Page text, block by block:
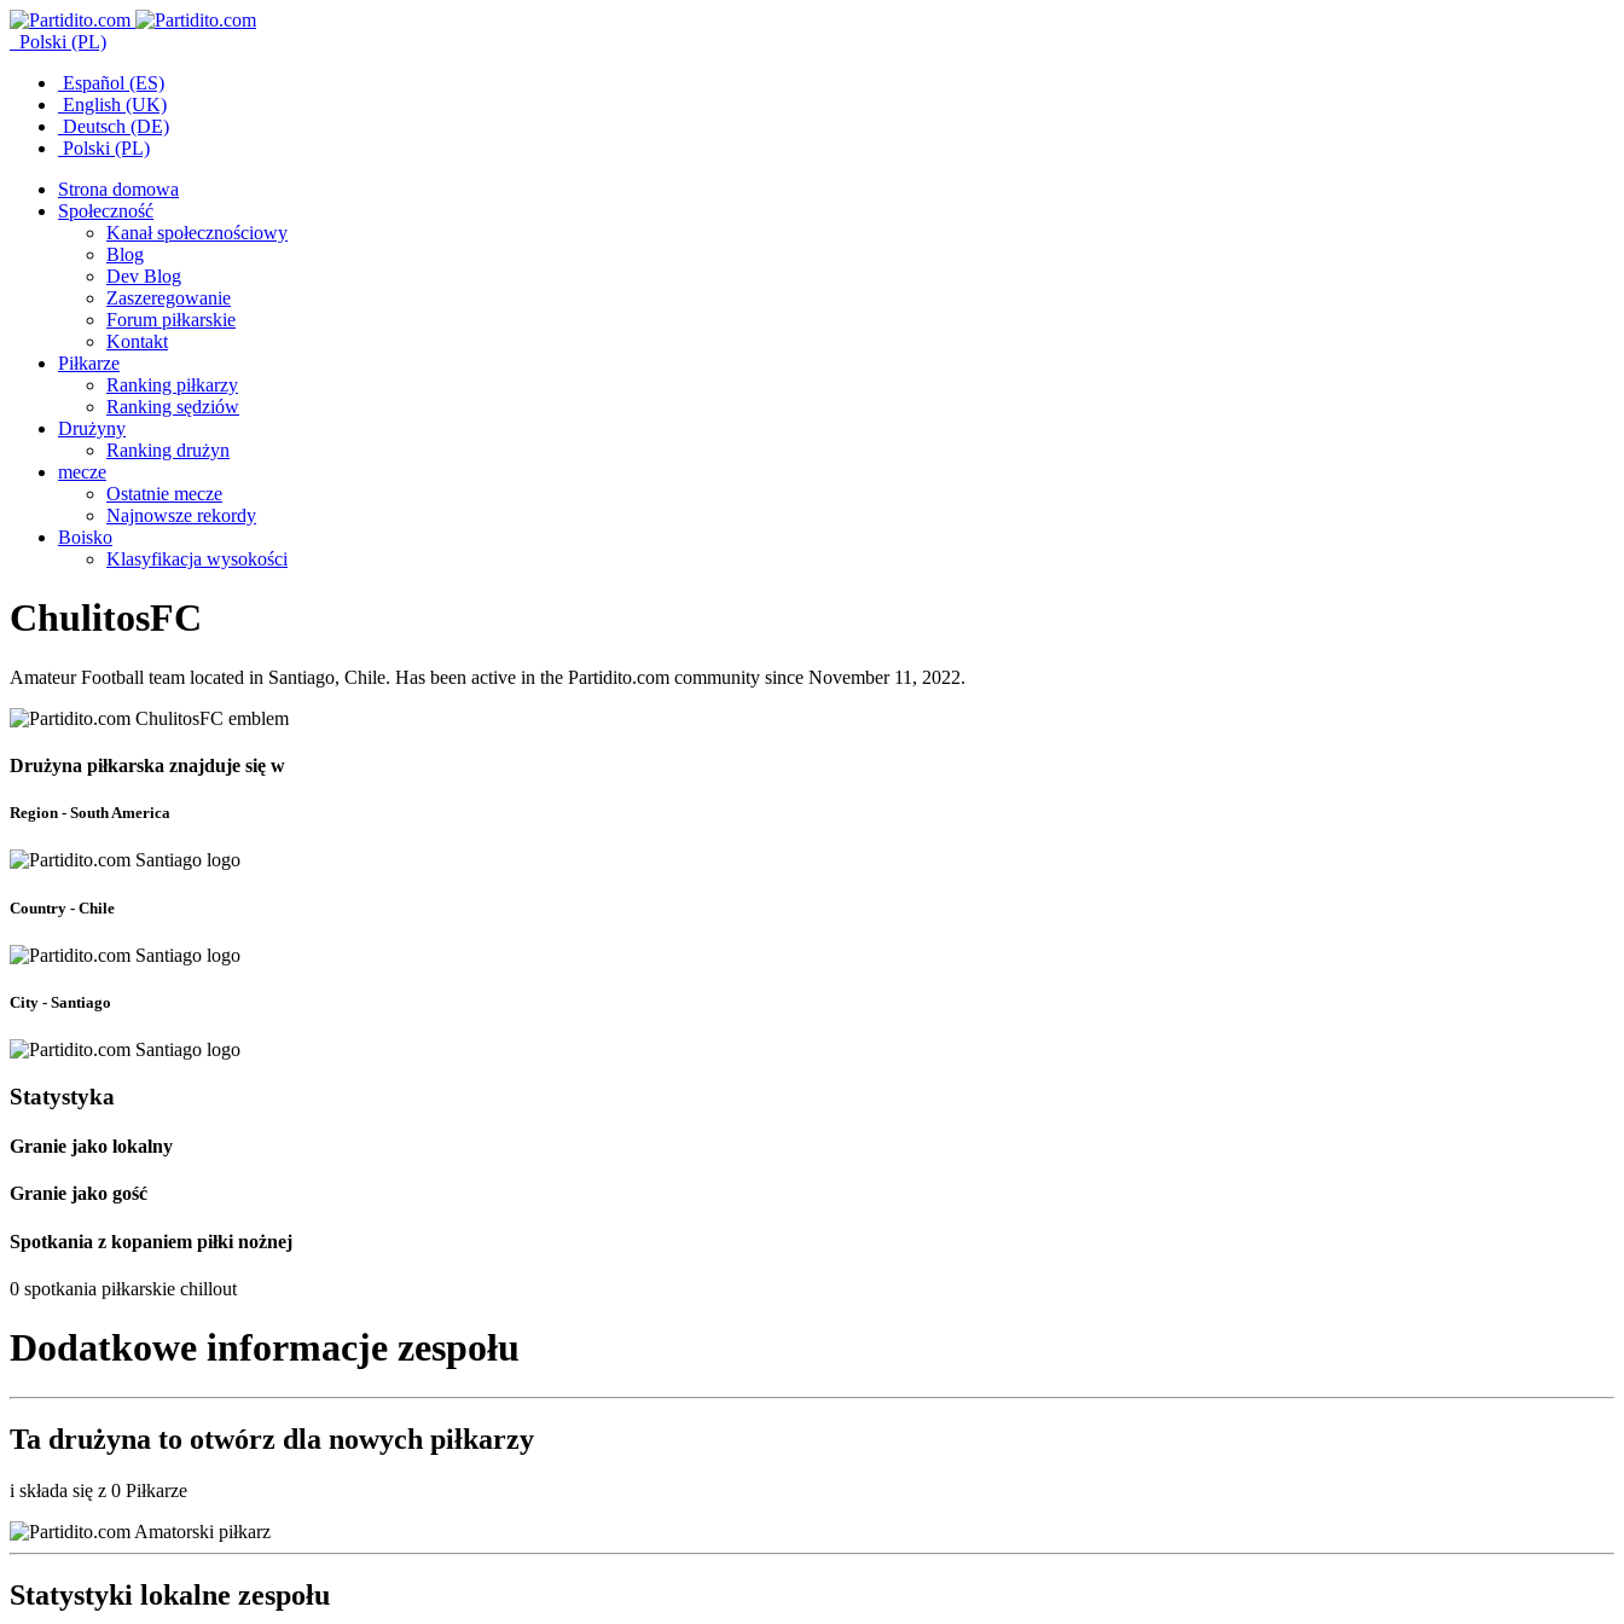
Polski (PL)
Español (ES)
English (UK)
Deutsch (DE)
Polski (PL)
Strona domowa
Społeczność
Kanał społecznościowy
Blog
Dev Blog
Zaszeregowanie
Forum piłkarskie
Kontakt
Piłkarze
Ranking piłkarzy
Ranking sędziów
Drużyny
Ranking drużyn
mecze
Ostatnie mecze
Najnowsze rekordy
Boisko
Klasyfikacja wysokości
ChulitosFC
Amateur Football team located in Santiago, Chile. Has been active in the Partidito.com community since November 11, 2022.
Drużyna piłkarska znajduje się w
Region - South America
Country - Chile
City - Santiago
Statystyka
Granie jako lokalny
Granie jako gość
Spotkania z kopaniem piłki nożnej
0 spotkania piłkarskie chillout
Dodatkowe informacje zespołu
Ta drużyna to otwórz dla nowych piłkarzy
i składa się z 0 Piłkarze
Statystyki lokalne zespołu